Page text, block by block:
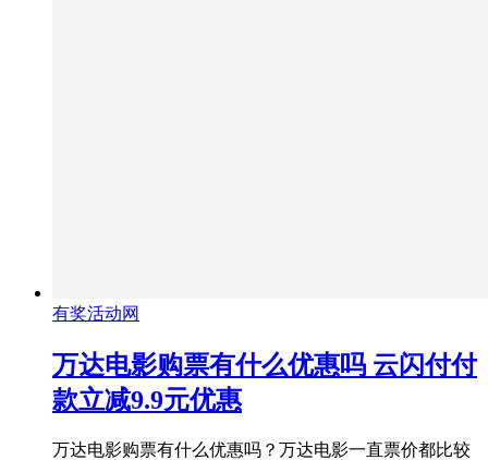
有奖活动网
万达电影购票有什么优惠吗 云闪付付
款立减9.9元优惠
万达电影购票有什么优惠吗？万达电影一直票价都比较